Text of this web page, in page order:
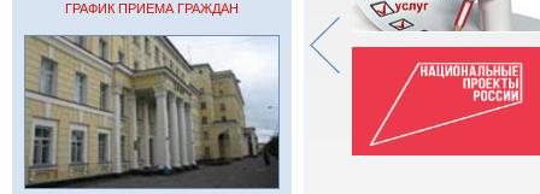
ГРАФИК ПРИЕМА ГРАЖДАН